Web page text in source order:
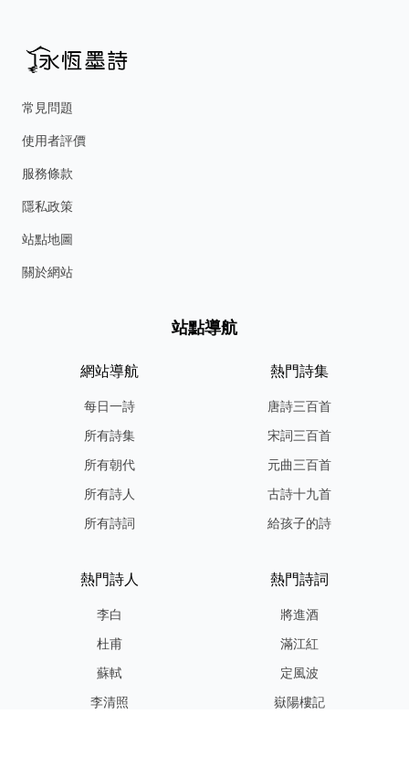
常見問題
使用者評價
服務條款
隱私政策
站點地圖
關於網站
站點導航
網站導航
每日一詩
所有詩集
所有朝代
所有詩人
所有詩詞
熱門詩集
唐詩三百首
宋詞三百首
元曲三百首
古詩十九首
給孩子的詩
熱門詩人
李白
杜甫
蘇軾
李清照
熱門詩詞
將進酒
滿江紅
定風波
嶽陽樓記